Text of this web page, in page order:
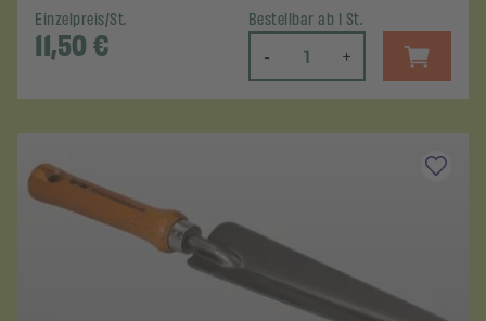
Einzelpreis/St.
11,50€
Bestellbar ab 1 St.
- +